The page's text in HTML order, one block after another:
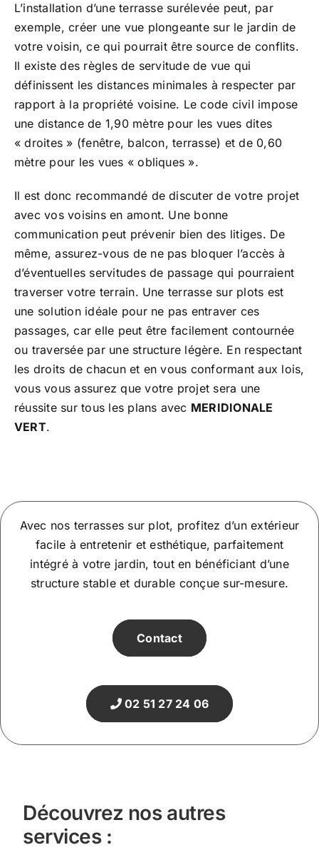
L’installation d’une terrasse surélevée peut, par
exemple, créer une vue plongeante sur le jardin de
votre voisin, ce qui pourrait être source de conflits.
Il existe des règles de servitude de vue qui
définissent les distances minimales à respecter par
rapport à la propriété voisine. Le code civil impose
une distance de 1,90 mètre pour les vues dites
« droites » (fenêtre, balcon, terrasse) et de 0,60
mètre pour les vues « obliques ».
Il est donc recommandé de discuter de votre projet
avec vos voisins en amont. Une bonne
communication peut prévenir bien des litiges. De
même, assurez-vous de ne pas bloquer l’accès à
d’éventuelles servitudes de passage qui pourraient
traverser votre terrain. Une terrasse sur plots est
une solution idéale pour ne pas entraver ces
passages, car elle peut être facilement contournée
ou traversée par une structure légère. En respectant
les droits de chacun et en vous conformant aux lois,
vous vous assurez que votre projet sera une
réussite sur tous les plans avec MERIDIONALE
VERT.
Avec nos terrasses sur plot, profitez d’un extérieur
facile à entretenir et esthétique, parfaitement
intégré à votre jardin, tout en bénéficiant d’une
structure stable et durable conçue sur-mesure.
Contact
02 51 27 24 06
Découvrez nos autres
services :